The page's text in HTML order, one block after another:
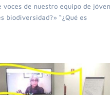
de nuestro equipo de
biodiversidad?» “¿Qué es